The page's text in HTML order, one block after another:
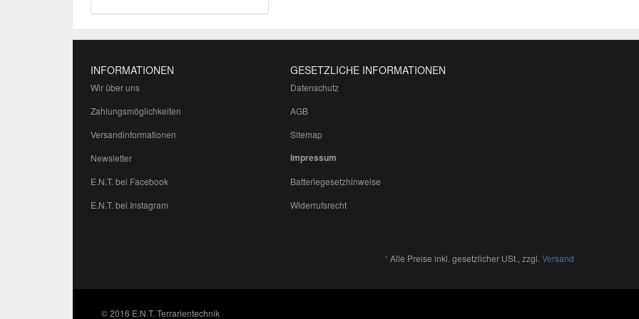
INFORMATIONEN
Wir über uns
Zahlungsmöglichkeiten
Versandinformationen
Newsletter
E.N.T. bei Facebook
E.N.T. bei Instagram
GESETZLICHE INFORMATIONEN
Datenschutz
AGB
Sitemap
Impressum
Batteriegesetzhinweise
Widerrufsrecht
* Alle Preise inkl. gesetzlicher USt., zzgl. Versand
© 2016 E.N.T. Terrarientechnik